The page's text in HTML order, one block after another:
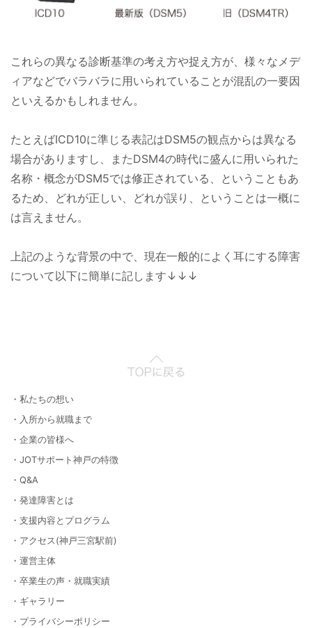
これらの異なる診断基準の考え方や捉え方が、様々なメデ
ィアなどでバラバラに用いられていることが混乱の一要因
といえるかもしれません。
たとえばICD10に準じる表記はDSM5の観点からは異なる
場合がありますし、またDSM4の時代に盛んに用いられた
名称・概念がDSM5では修正されている、ということもあ
るため、どれが正しい、どれが誤り、ということは一概に
は言えません。
上記のような背景の中で、現在一般的によく耳にする障害
について以下に簡単に記します↓↓↓
・私たちの想い
・入所から就職まで
・企業の皆様へ
・JOTサポート神戸の特徴
・Q&A
・発達障害とは
・支援内容とプログラム
・アクセス(神戸三宮駅前)
・運営主体
・卒業生の声・就職実績
・ギャラリー
・プライバシーポリシー